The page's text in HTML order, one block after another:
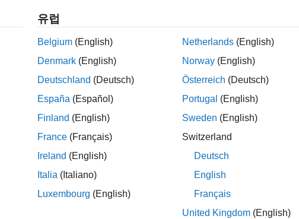
Monitor State Activity Through Active State Data
차트에서 데이터 저장소 메모리에 액세스하기
버스 신호에 액세스하기
카테고리
입력 및 출력 데이터
Simulink 모델에 대한 입력값 및 출력값 생성
파라미터
자체, 자식 또는 리프 활성 상태 데이터를 출력하여 차트 활동 모니터링
유럽
Belgium (English)
Denmark (English)
Deutschland (Deutsch)
España (Español)
Finland (English)
France (Français)
Ireland (English)
Italia (Italiano)
Luxembourg (English)
Netherlands (English)
Norway (English)
Österreich (Deutsch)
Portugal (English)
Sweden (English)
Switzerland
Deutsch
English
Français
United Kingdom (English)